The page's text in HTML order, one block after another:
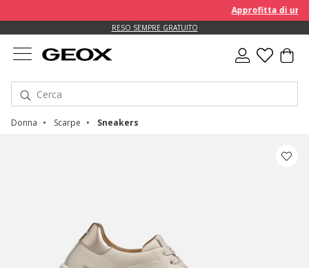
Approfitta di un
RESO SEMPRE GRATUITO
Donna Scarpe Sneakers